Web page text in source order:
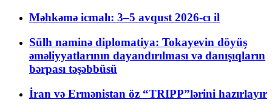
Məhkəmə icmalı: 3–5 avqust 2026-cı il
Sülh naminə diplomatiya: Tokayevin döyüş
əməliyyatlarının dayandırılması və danışıqların
bərpası təşəbbüsü
İran və Ermənistan öz “TRIPP”lərini hazırlayır